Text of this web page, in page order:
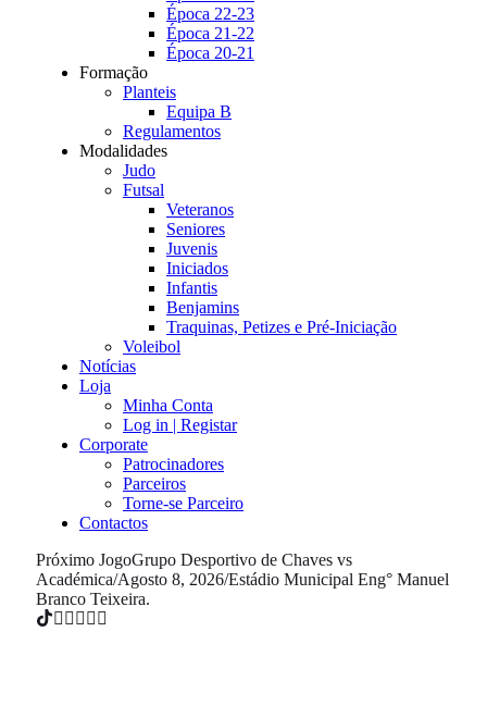
Época 22-23
Época 21-22
Época 20-21
Formação
Planteis
Equipa B
Regulamentos
Modalidades
Judo
Futsal
Veteranos
Seniores
Juvenis
Iniciados
Infantis
Benjamins
Traquinas, Petizes e Pré-Iniciação
Voleibol
Notícias
Loja
Minha Conta
Log in | Registar
Corporate
Patrocinadores
Parceiros
Torne-se Parceiro
Contactos
Próximo JogoGrupo Desportivo de Chaves vs
Académica/Agosto 8, 2026/Estádio Municipal Eng° Manuel
Branco Teixeira.